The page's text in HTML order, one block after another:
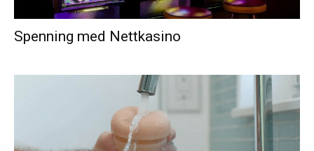
Spenning med Nettkasino